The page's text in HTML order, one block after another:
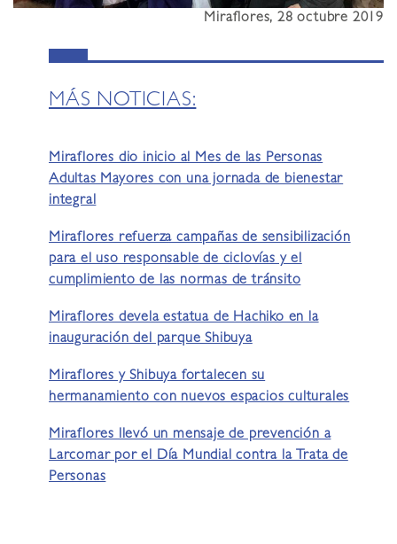
Miraflores, 28 octubre 2019
MÁS NOTICIAS:
Miraflores dio inicio al Mes de las Personas
Adultas Mayores con una jornada de bienestar
integral
Miraflores refuerza campañas de sensibilización
para el uso responsable de ciclovías y el
cumplimiento de las normas de tránsito
Miraflores devela estatua de Hachiko en la
inauguración del parque Shibuya
Miraflores y Shibuya fortalecen su
hermanamiento con nuevos espacios culturales
Miraflores llevó un mensaje de prevención a
Larcomar por el Día Mundial contra la Trata de
Personas